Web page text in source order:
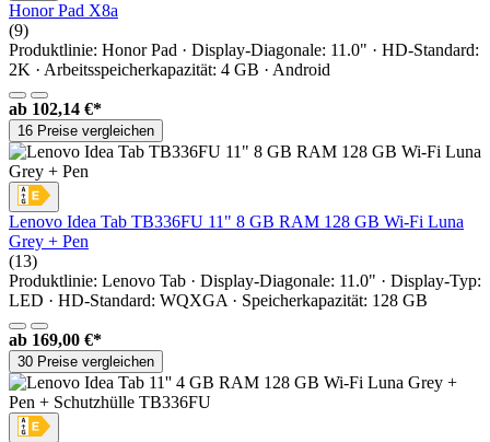
Honor Pad X8a
(9)
Produktlinie: Honor Pad · Display-Diagonale: 11.0" · HD-Standard:
2K · Arbeitsspeicherkapazität: 4 GB · Android
ab 102,14 €*
16 Preise vergleichen
Lenovo Idea Tab TB336FU 11" 8 GB RAM 128 GB Wi-Fi Luna
Grey + Pen
(13)
Produktlinie: Lenovo Tab · Display-Diagonale: 11.0" · Display-Typ:
LED · HD-Standard: WQXGA · Speicherkapazität: 128 GB
ab 169,00 €*
30 Preise vergleichen